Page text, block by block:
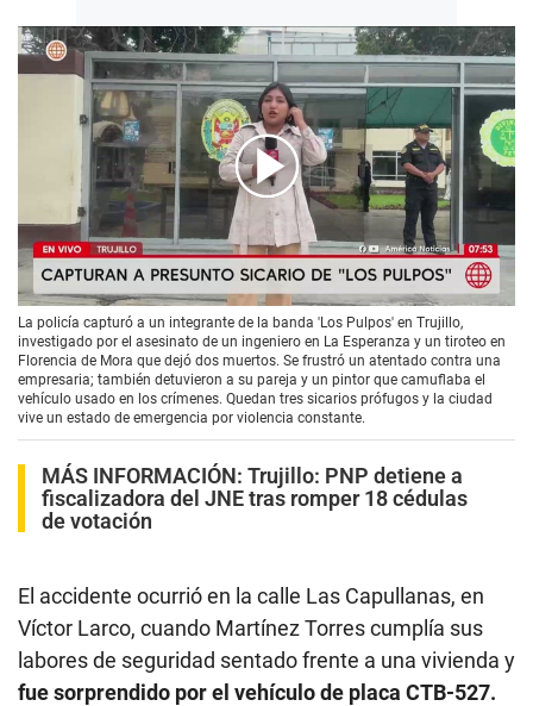
00:00/ 03:41
La policía capturó a un integrante de la banda 'Los Pulpos' en Trujillo,
investigado por el asesinato de un ingeniero en La Esperanza y un tiroteo en
Florencia de Mora que dejó dos muertos. Se frustró un atentado contra una
empresaria; también detuvieron a su pareja y un pintor que camuflaba el
vehículo usado en los crímenes. Quedan tres sicarios prófugos y la ciudad
vive un estado de emergencia por violencia constante.
MÁS INFORMACIÓN: Trujillo: PNP detiene a
fiscalizadora del JNE tras romper 18 cédulas
de votación
El accidente ocurrió en la calle Las Capullanas, en
Víctor Larco, cuando Martínez Torres cumplía sus
labores de seguridad sentado frente a una vivienda y
fue sorprendido por el vehículo de placa CTB-527.